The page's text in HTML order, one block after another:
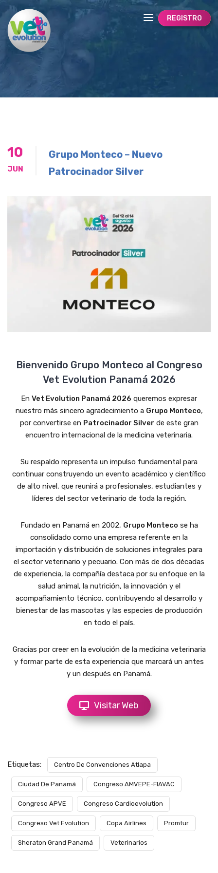
REGISTRO
10
JUN
Grupo Monteco – Nuevo
Patrocinador Silver
Bienvenido Grupo Monteco al Congreso
Vet Evolution Panamá 2026
En Vet Evolution Panamá 2026 queremos expresar
nuestro más sincero agradecimiento a Grupo Monteco,
por convertirse en Patrocinador Silver de este gran
encuentro internacional de la medicina veterinaria.
Su respaldo representa un impulso fundamental para
continuar construyendo un evento académico y científico
de alto nivel, que reunirá a profesionales, estudiantes y
líderes del sector veterinario de toda la región.
Fundado en Panamá en 2002, Grupo Monteco se ha
consolidado como una empresa referente en la
importación y distribución de soluciones integrales para
el sector veterinario y pecuario. Con más de dos décadas
de experiencia, la compañía destaca por su enfoque en la
salud animal, la nutrición, la innovación y el
acompañamiento técnico, contribuyendo al desarrollo y
bienestar de las mascotas y las especies de producción
en todo el país.
Gracias por creer en la evolución de la medicina veterinaria
y formar parte de esta experiencia que marcará un antes
y un después en Panamá.
Visitar Web
Etiquetas: Centro De Convenciones Atlapa
Ciudad De Panamá Congreso AMVEPE-FIAVAC
Congreso APVE Congreso Cardioevolution
Congreso Vet Evolution Copa Airlines Promtur
Sheraton Grand Panamá Veterinarios